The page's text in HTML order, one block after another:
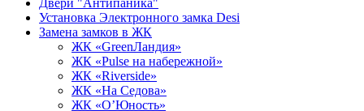
Установка Электронного замка Desi
Замена замков в ЖК
ЖК «GreenЛандия»
ЖК «Pulse на набережной»
ЖК «Riverside»
ЖК «На Седова»
ЖК «О’Юность»